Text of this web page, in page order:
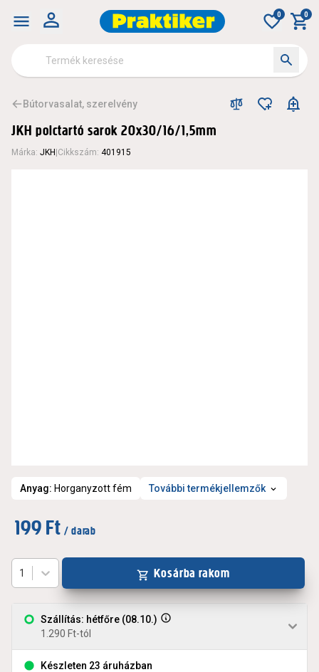
0 0
Bútorvasalat, szerelvény
JKH polctartó sarok 20x30/16/1,5mm
Márka: JKH Cikkszám: 401915
Anyag: Horganyzott fém További termékjellemzők
199 Ft / darab
Szállítás: hétfőre (08.10.)
1.290 Ft-tól
Készleten 23 áruházban
1 Kosárba rakom